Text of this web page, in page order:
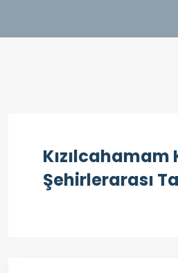
Kızılcahamam
Şehirlerarası